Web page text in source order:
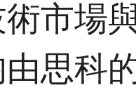
市場
思科